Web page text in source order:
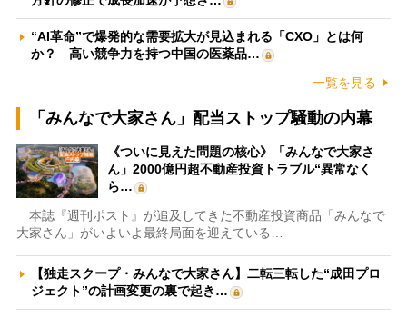
“AI革命”で爆発的な需要拡大が見込まれる「CXO」とは何
か？ 高い競争力を持つ中国の医薬品…
一覧を見る
「みんなで大家さん」配当ストップ騒動の内幕
《ついに見えた問題の核心》「みんなで大家さ
ん」2000億円超不動産投資トラブル“異常なく
ら…
本誌『週刊ポスト』が追及してきた不動産投資商品「みんなで
大家さん」がいよいよ最終局面を迎えている…
【独走スクープ・みんなで大家さん】二転三転した“成田プロ
ジェクト”の計画変更の裏で起き…